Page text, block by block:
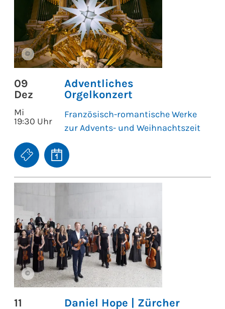
©
09
Dez
Mi
19:30 Uhr
Adventliches
Orgelkonzert
Französisch-romantische Werke
zur Advents- und Weihnachtszeit
©
11
Daniel Hope | Zürcher